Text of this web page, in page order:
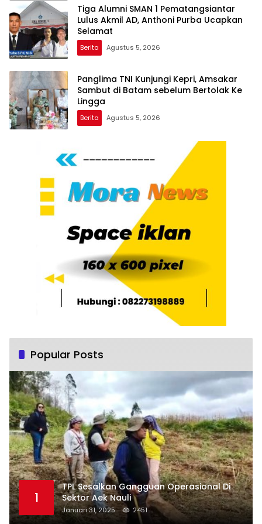
Tiga Alumni SMAN 1 Pematangsiantar
Lulus Akmil AD, Anthoni Purba Ucapkan
Selamat
Berita Agustus 5, 2026
Panglima TNI Kunjungi Kepri, Amsakar
Sambut di Batam sebelum Bertolak Ke
Lingga
Berita Agustus 5, 2026
Popular Posts
1
TPL Sesalkan Gangguan Operasional Di
Sektor Aek Nauli
Januari 31, 2025 2451